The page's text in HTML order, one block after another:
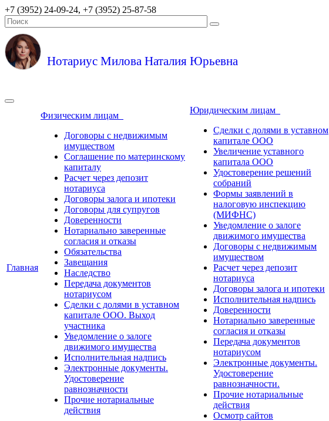
+7 (3952) 24-09-24, +7 (3952) 25-87-58
Нотариус Милова Наталия Юрьевна
Главная
Физическим лицам
Договоры с недвижимым
имуществом
Соглашение по материнскому
капиталу
Расчет через депозит
нотариуса
Договоры залога и ипотеки
Договоры для супругов
Доверенности
Нотариально заверенные
согласия и отказы
Обязательства
Завещания
Наследство
Передача документов
нотариусом
Сделки с долями в уставном
капитале ООО. Выход
участника
Уведомление о залоге
движимого имущества
Исполнительная надпись
Электронные документы.
Удостоверение
равнозначности
Прочие нотариальные
действия
Юридическим лицам
Сделки с долями в уставном
капитале ООО
Увеличение уставного
капитала ООО
Удостоверение решений
собраний
Формы заявлений в
налоговую инспекцию
(МИФНС)
Уведомление о залоге
движимого имущества
Договоры с недвижимым
имуществом
Расчет через депозит
нотариуса
Договоры залога и ипотеки
Исполнительная надпись
Доверенности
Нотариально заверенные
согласия и отказы
Передача документов
нотариусом
Электронные документы.
Удостоверение
равнозначности.
Прочие нотариальные
действия
Осмотр сайтов